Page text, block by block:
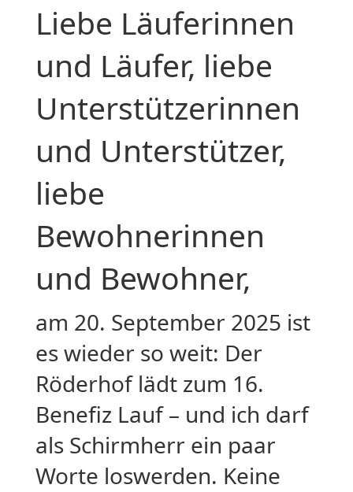
Liebe Läuferinnen
und Läufer, liebe
Unterstützerinnen
und Unterstützer,
liebe
Bewohnerinnen
und Bewohner,
am 20. September 2025 ist
es wieder so weit: Der
Röderhof lädt zum 16.
Benefiz Lauf – und ich darf
als Schirmherr ein paar
Worte loswerden. Keine